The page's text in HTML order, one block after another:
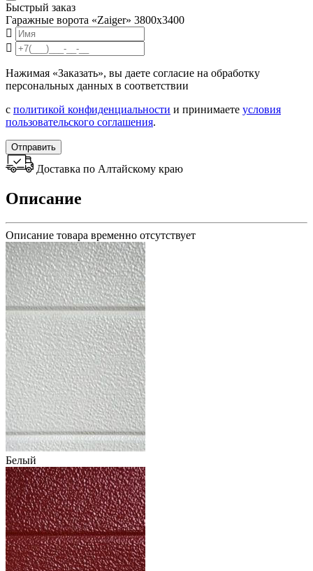
Быстрый заказ
Гаражные ворота «Zaiger» 3800х3400
Нажимая «Заказать», вы даете согласие на обработку
персональных данных в соответствии
с политикой конфиденциальности и принимаете условия
пользовательского соглашения.
Отправить
Доставка по Алтайскому краю
Описание
Описание товара временно отсутствует
Белый